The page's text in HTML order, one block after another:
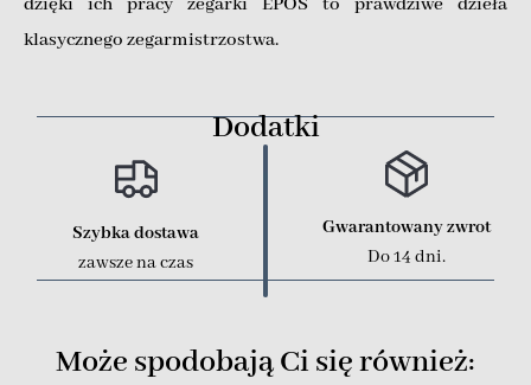
dzięki ich pracy zegarki EPOS to prawdziwe dzieła
klasycznego zegarmistrzostwa.
Dodatki
Szybka dostawa
zawsze na czas
Gwarantowany zwrot
Do 14 dni.
Może spodobają Ci się również: